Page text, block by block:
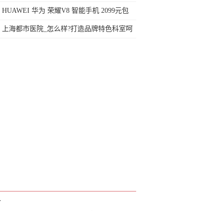
HUAWEI 华为 荣耀V8 智能手机 2099元包
邮
上海都市医院_怎么样?打造品牌特色科室呵